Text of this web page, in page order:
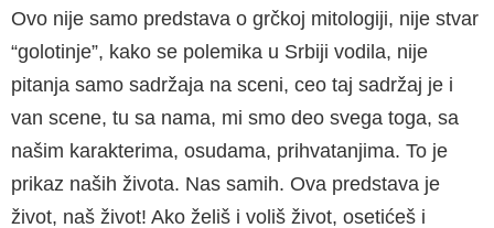
Ovo nije samo predstava o grčkoj mitologiji, nije stvar
“golotinje”, kako se polemika u Srbiji vo­dila, nije
pitanja samo sadržaja na sceni, ceo taj sadržaj je i
van scene, tu sa nama, mi smo deo svega toga, sa
našim karakterima, osuda­ma, prihvatanjima. To je
prikaz naših života. Nas samih. Ova predstava je
život, naš život! Ako že­liš i voliš život, osetićeš i